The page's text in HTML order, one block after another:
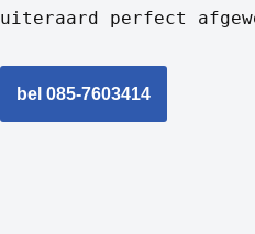
uiteraard perfect
bel 085-7603414